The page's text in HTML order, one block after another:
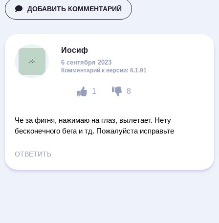
ДОБАВИТЬ КОММЕНТАРИЙ
Иосиф
6 сентября 2023
1 8
6.1.91
Че за фигня, нажимаю на глаз, вылетает. Нету
бесконечного бега и тд. Пожалуйста исправьте
ОТВЕТИТЬ